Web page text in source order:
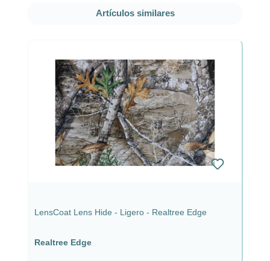
Omitir la galería de productos
Artículos similares
LensCoat Lens Hide - Ligero - Realtree Edge
Realtree Edge